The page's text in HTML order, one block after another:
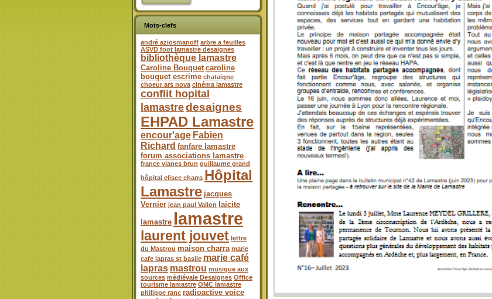
Mots-clefs
andré aziosmanoff arbre a feuilles
ASVD foot lamastre desaignes
bibliothèque lamastre
Caroline Bouquet caroline
bouquet escrime chataigne
choeur ars nova cinéma lamastre
conflit hopital
lamastredesaignes
EHPAD Lamastre
encour'age Fabien
Richard fanfare lamastre
forum associations lamastre
france vianes brun guillaume grand
hôpital elisee charra Hôpital
Lamastre jacques
Vernier jean paul Vallon
laicite
lamastre lamastre
laurent jouvet lettre
du Mastrou maison charra marie
cafe lapras st basile marie café
lapras mastrou musique aux
sources médiévale Desaignes Office
tourisme lamastre OMC lamastre
philippe ranc radioactive voice